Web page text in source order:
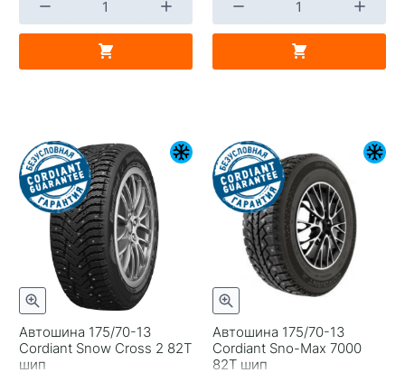
Автошина 175/70-13
Cordiant Snow Cross 2 82T
шип
Автошина 175/70-13
Cordiant Sno-Max 7000
82T шип